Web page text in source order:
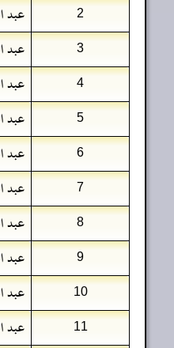
2 عبد
3 عبد
4 عبد
5 عبد
6 عبد
7 عبد
8 عبد
9 عبد
10 عبد
11 عبد